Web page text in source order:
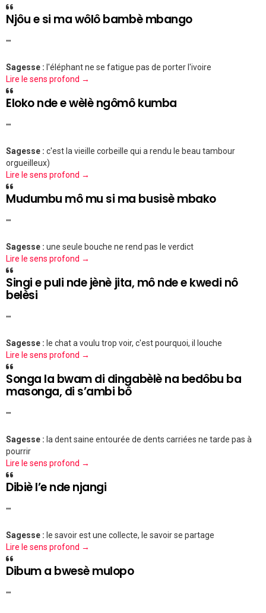
Njôu e si ma wôlô bambè mbango
""
Sagesse : l'éléphant ne se fatigue pas de porter l'ivoire
Lire le sens profond →
Eloko nde e wèlè ngômô kumba
""
Sagesse : c'est la vieille corbeille qui a rendu le beau tambour
orgueilleux)
Lire le sens profond →
Mudumbu mô mu si ma busisè mbako
""
Sagesse : une seule bouche ne rend pas le verdict
Lire le sens profond →
Singi e puli nde jènè jita, mô nde e kwedi nô
belèsi
""
Sagesse : le chat a voulu trop voir, c'est pourquoi, il louche
Lire le sens profond →
Songa la bwam di dingabèlè na bedôbu ba
masonga, di s’ambi bô
""
Sagesse : la dent saine entourée de dents carriées ne tarde pas à
pourrir
Lire le sens profond →
Dibiè l’e nde njangi
""
Sagesse : le savoir est une collecte, le savoir se partage
Lire le sens profond →
Dibum a bwesè mulopo
""